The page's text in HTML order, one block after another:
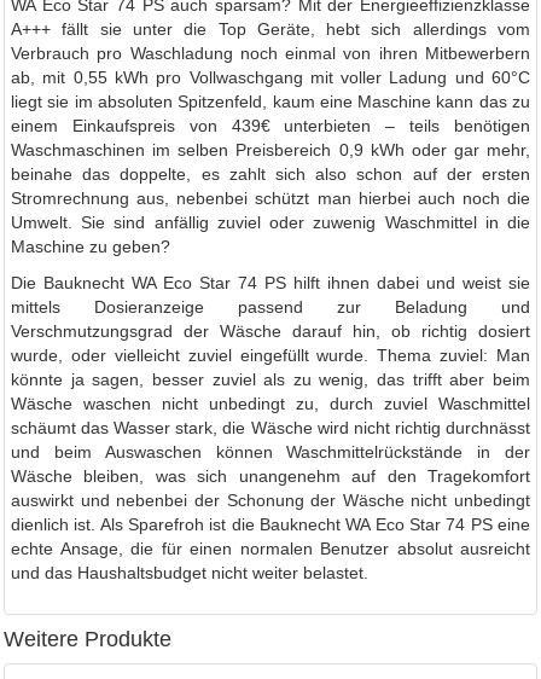
WA Eco Star 74 PS auch sparsam? Mit der Energieeffizienzklasse
A+++ fällt sie unter die Top Geräte, hebt sich allerdings vom
Verbrauch pro Waschladung noch einmal von ihren Mitbewerbern
ab, mit 0,55 kWh pro Vollwaschgang mit voller Ladung und 60°C
liegt sie im absoluten Spitzenfeld, kaum eine Maschine kann das zu
einem Einkaufspreis von 439€ unterbieten – teils benötigen
Waschmaschinen im selben Preisbereich 0,9 kWh oder gar mehr,
beinahe das doppelte, es zahlt sich also schon auf der ersten
Stromrechnung aus, nebenbei schützt man hierbei auch noch die
Umwelt. Sie sind anfällig zuviel oder zuwenig Waschmittel in die
Maschine zu geben?
Die Bauknecht WA Eco Star 74 PS hilft ihnen dabei und weist sie
mittels Dosieranzeige passend zur Beladung und
Verschmutzungsgrad der Wäsche darauf hin, ob richtig dosiert
wurde, oder vielleicht zuviel eingefüllt wurde. Thema zuviel: Man
könnte ja sagen, besser zuviel als zu wenig, das trifft aber beim
Wäsche waschen nicht unbedingt zu, durch zuviel Waschmittel
schäumt das Wasser stark, die Wäsche wird nicht richtig durchnässt
und beim Auswaschen können Waschmittelrückstände in der
Wäsche bleiben, was sich unangenehm auf den Tragekomfort
auswirkt und nebenbei der Schonung der Wäsche nicht unbedingt
dienlich ist. Als Sparefroh ist die Bauknecht WA Eco Star 74 PS eine
echte Ansage, die für einen normalen Benutzer absolut ausreicht
und das Haushaltsbudget nicht weiter belastet.
Weitere Produkte